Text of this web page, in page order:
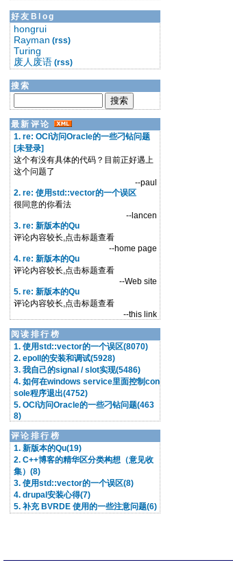
好友Blog
hongrui
Rayman (rss)
Turing
废人废语 (rss)
搜索
最新评论
1. re: OCI访问Oracle的一些刁钻问题
[未登录]
这个有没有具体的代码？目前正好遇上
这个问题了
--paul
2. re: 使用std::vector的一个误区
很同意的你看法
--lancen
3. re: 新版本的Qu
评论内容较长,点击标题查看
--home page
4. re: 新版本的Qu
评论内容较长,点击标题查看
--Web site
5. re: 新版本的Qu
评论内容较长,点击标题查看
--this link
阅读排行榜
1. 使用std::vector的一个误区(8070)
2. epoll的安装和调试(5928)
3. 我自己的signal / slot实现(5486)
4. 如何在windows service里面控制con
sole程序退出(4752)
5. OCI访问Oracle的一些刁钻问题(463
8)
评论排行榜
1. 新版本的Qu(19)
2. C++博客的精华区分类构想（意见收
集）(8)
3. 使用std::vector的一个误区(8)
4. drupal安装心得(7)
5. 补充 BVRDE 使用的一些注意问题(6)